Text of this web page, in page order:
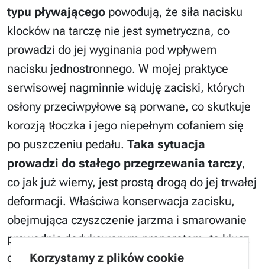
Korzystamy z plików cookie
typu pływającego powodują, że siła nacisku
klocków na tarczę nie jest symetryczna, co
prowadzi do jej wyginania pod wpływem
nacisku jednostronnego. W mojej praktyce
serwisowej nagminnie widuję zaciski, których
osłony przeciwpyłowe są porwane, co skutkuje
korozją tłoczka i jego niepełnym cofaniem się
po puszczeniu pedału. Taka sytuacja
prowadzi do stałego przegrzewania tarczy,
co jak już wiemy, jest prostą drogą do jej trwałej
deformacji. Właściwa konserwacja zacisku,
obejmująca czyszczenie jarzma i smarowanie
prowadnic dedykowanym preparatem, to klucz
do długowieczności tarcz.